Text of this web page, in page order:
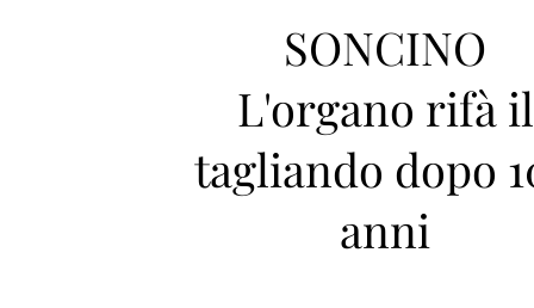
SONCINO
L'organo rifà il
tagliando dopo
anni